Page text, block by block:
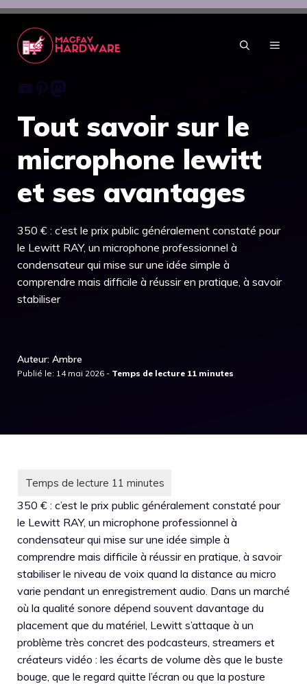
Aller
contenu
MENU
Youtube
Pinterest
Mastodon
Tout savoir sur le
microphone lewitt
et ses avantages
350 € : c’est le prix public généralement constaté pour
le Lewitt RAY, un microphone professionnel à
condensateur qui mise sur une idée simple à
comprendre mais difficile à réussir en pratique, à savoir
stabiliser
Auteur: Ambre
Publié le: 14 mai 2026 -
350 € : c’est le prix public généralement constaté pour
le Lewitt RAY, un microphone professionnel à
condensateur qui mise sur une idée simple à
comprendre mais difficile à réussir en pratique, à savoir
stabiliser le niveau de voix quand la distance au micro
varie pendant un enregistrement audio. Dans un marché
où la qualité sonore dépend souvent davantage du
placement que du matériel, Lewitt s’attaque à un
problème très concret des podcasteurs, streamers et
créateurs vidéo : les écarts de volume dès que le buste
bouge, que le regard quitte l’écran ou que la posture